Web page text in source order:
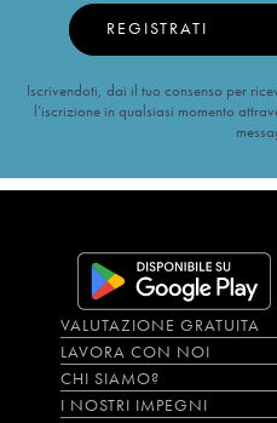
REGISTRATI
Iscrivendoti, dai il tuo consenso per
l’iscrizione in qualsiasi momento
VALUTAZIONE GRATUITA
LAVORA CON NOI
CHI SIAMO?
I NOSTRI IMPEGNI